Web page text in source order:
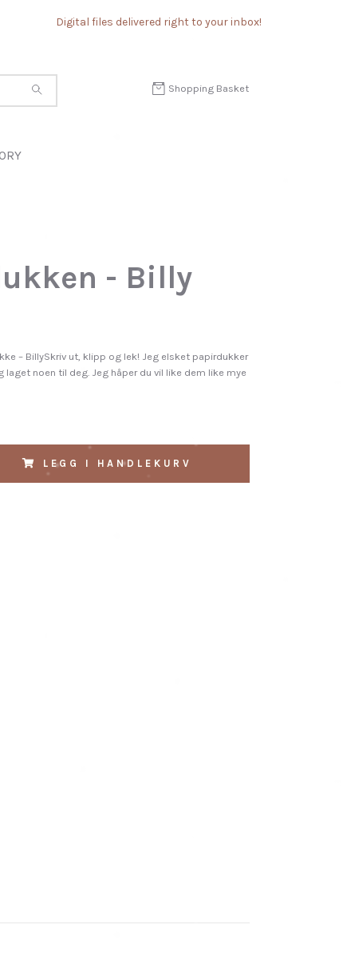
Digital files delivered right to your inbox!
Shopping Basket
- Billy
– BillySkriv ut, klipp og lek! Jeg elsket papirdukker
laget noen til deg. Jeg håper du vil like dem like mye
LEGG I HANDLEKURV